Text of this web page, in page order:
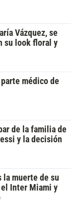
Vázquez, se
su look floral y
médico de
de la familia de
y la decisión
la muerte de su
Inter Miami y